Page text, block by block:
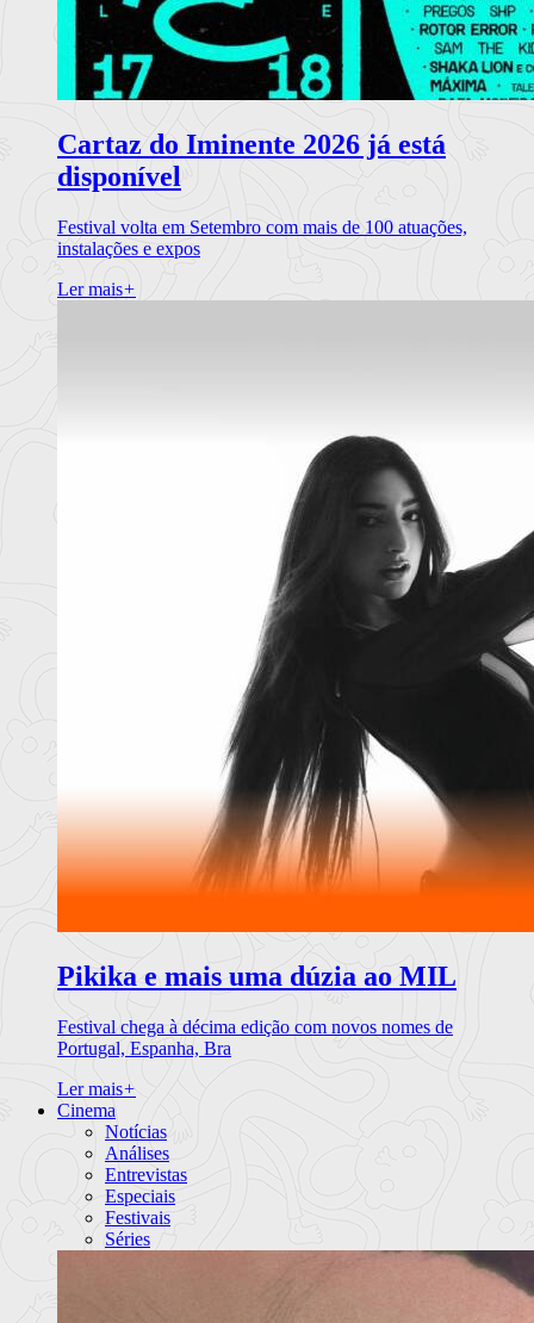
Cartaz do Iminente 2026 já está
disponível
Festival volta em Setembro com mais de 100 atuações,
instalações e expos
Ler mais+
Pikika e mais uma dúzia ao MIL
Festival chega à décima edição com novos nomes de
Portugal, Espanha, Bra
Ler mais+
Cinema
Notícias
Análises
Entrevistas
Especiais
Festivais
Séries